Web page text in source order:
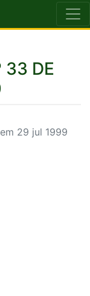
33 DE
29 jul 1999